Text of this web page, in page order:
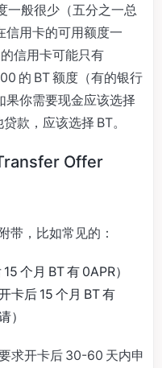
一般很少（五分之一总
信用卡的可用额度一
信用卡可能只有
的 BT 额度（有的银行
果你需要现金应该选择
款，应该选择 BT。
Offer
带，比如常见的：
15 个月 BT 有 0APR）
开卡后 15 个月 BT 有
）
求开卡后 30-60 天内申